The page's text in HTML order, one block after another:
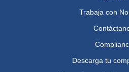
Trabaja con
Descarga tu